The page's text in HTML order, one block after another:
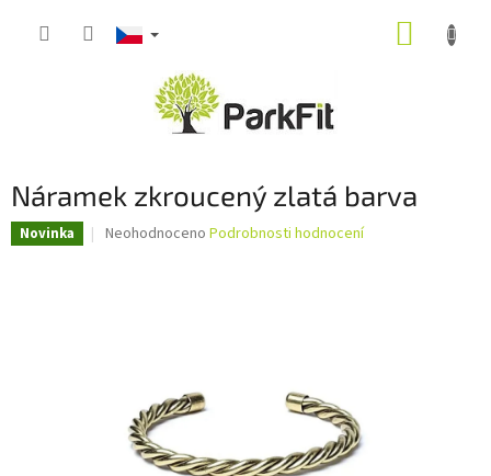
Náramek zkroucený zlatá barva
Novinka
Průměrné
Neohodnoceno Podrobnosti hodnocení